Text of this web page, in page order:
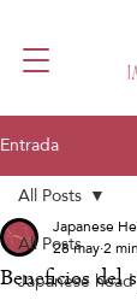
Entrada
All Posts
Japanese
All Posts
Beneficios del
Japanese
28 may2